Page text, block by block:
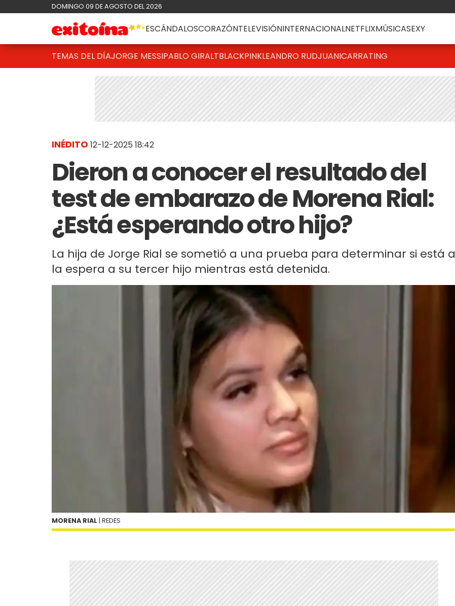
DOMINGO 09 DE AGOSTO DEL 2026
ESCÁNDALOSCORAZÓNTELEVISIÓNINTERNACIONALNETFLIXMÚSICASEXY
TEMAS DEL DÍAJORGE MESSIPABLO GIRALTBLACKPINKLEANDRO RUDJUANICARRATING
INÉDITO 12-12-2025 18:42
Dieron a conocer el resultado del
test de embarazo de Morena Rial:
¿Está esperando otro hijo?
La hija de Jorge Rial se sometió a una prueba para determinar si está a
la espera a su tercer hijo mientras está detenida.
MORENA RIAL | REDES